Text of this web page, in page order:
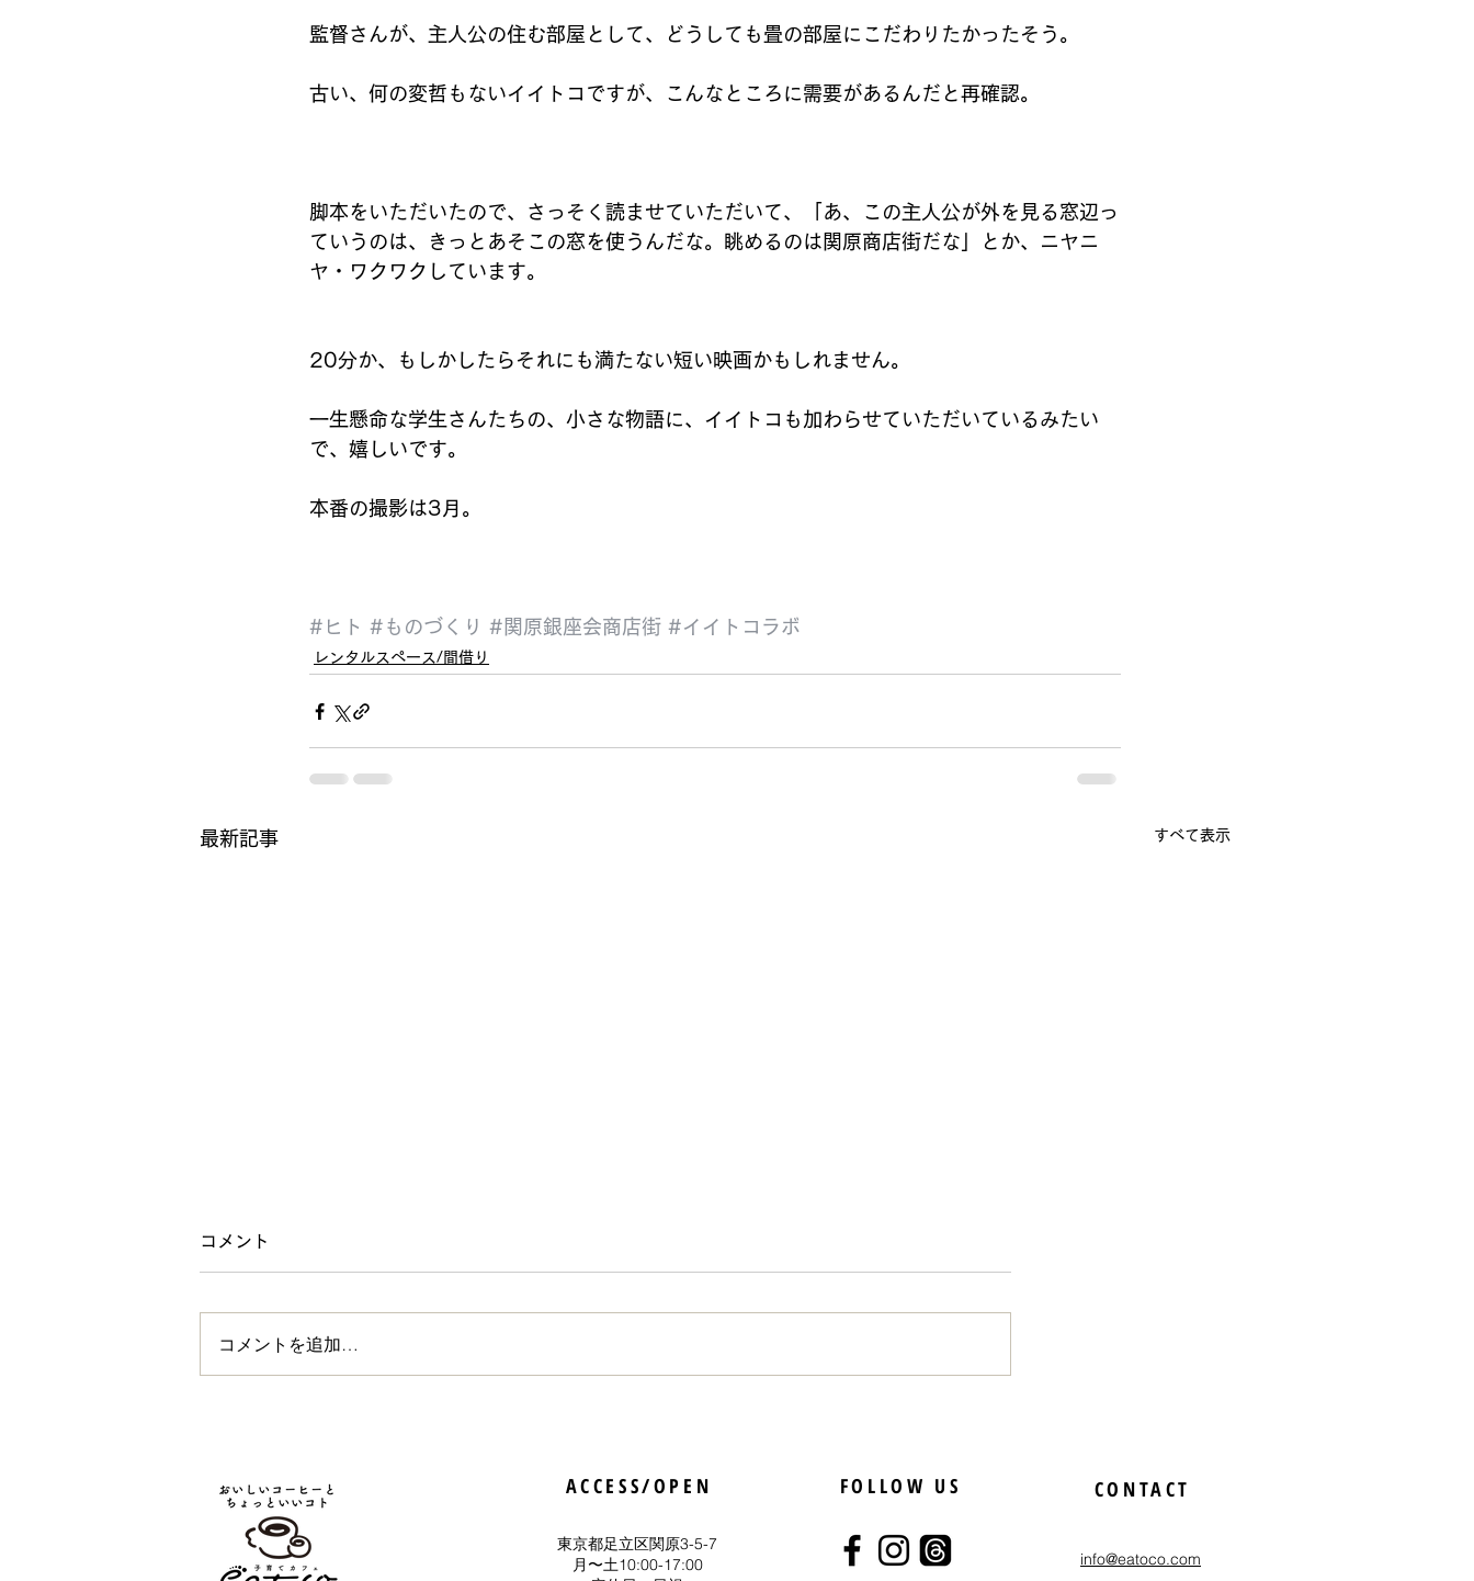
監督さんが、主人公の住む部屋として、どうしても畳の部屋にこだわりたかったそう。
古い、何の変哲もないイイトコですが、こんなところに需要があるんだと再確認。
脚本をいただいたので、さっそく読ませていただいて、「あ、この主人公が外を見る窓辺っ
ていうのは、きっとあそこの窓を使うんだな。眺めるのは関原商店街だな」とか、ニヤニ
ヤ・ワクワクしています。
20分か、もしかしたらそれにも満たない短い映画かもしれません。
一生懸命な学生さんたちの、小さな物語に、イイトコも加わらせていただいているみたい
で、嬉しいです。
本番の撮影は3月。
#ヒト #ものづくり #関原銀座会商店街 #イイトコラボ
レンタルスペース/間借り
最新記事 すべて表示
レ展示2024.8.26〜9.6
らったお話
コメント
コメントを追加…
ACCESS/OPEN FOLLOW US CONTACT
東京都足立区関原3-5-7
​月〜土10:00-17:00
info@eatoco.com